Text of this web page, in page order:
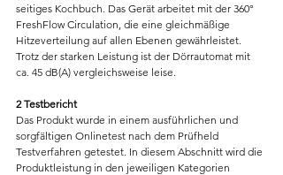
seitiges Kochbuch. Das Gerät arbeitet mit der 360°
FreshFlow Circulation, die eine gleichmäßige
Hitzeverteilung auf allen Ebenen gewährleistet.
Trotz der starken Leistung ist der Dörrautomat mit
ca. 45 dB(A) vergleichsweise leise.
2 Testbericht
Das Produkt wurde in einem ausführlichen und
sorgfältigen Onlinetest nach dem Prüfheld
Testverfahren getestet. In diesem Abschnitt wird die
Produktleistung in den jeweiligen Kategorien